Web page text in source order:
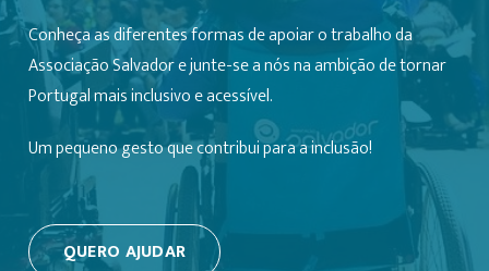
Conheça as diferentes formas de apoiar o trabalho da
Associação Salvador e junte-se a nós na ambição de tornar
Portugal mais inclusivo e acessível.
Um pequeno gesto que contribui para a inclusão!
QUERO AJUDAR